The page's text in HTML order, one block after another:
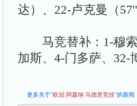
达）、22-卢克曼（
马竞替补：1-穆索
加斯、4-门多萨、32-
更多关于"欧冠 阿森纳 马德里竞技"的新闻